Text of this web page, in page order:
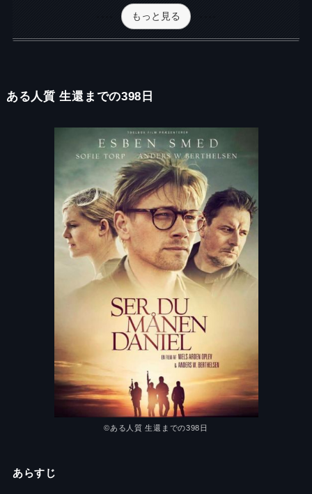
もっと見る
ある人質 生還までの398日
©ある人質 生還までの398日
あらすじ